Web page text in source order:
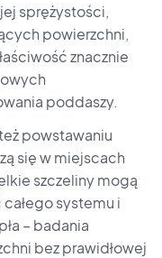
sprężystości,
powierzchni,
znacznie
poddaszy.
powstawaniu
się w miejscach
szczeliny mogą
systemu i
– badania
bez prawidłowej